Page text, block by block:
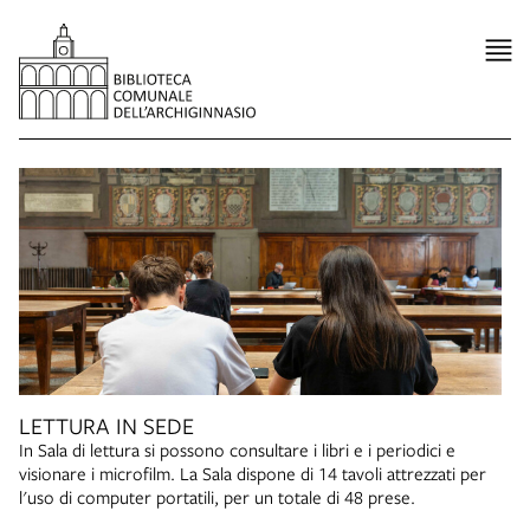
LETTURA IN SEDE
In Sala di lettura si possono consultare i libri e i periodici e
visionare i microfilm. La Sala dispone di 14 tavoli attrezzati per
l'uso di computer portatili, per un totale di 48 prese.